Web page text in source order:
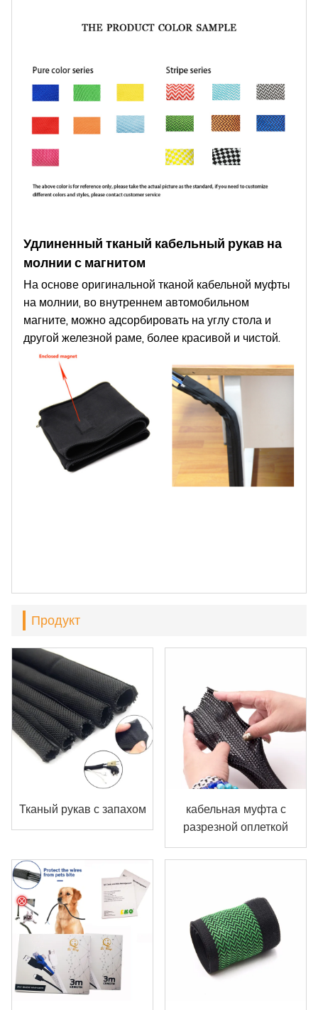
Удлиненный тканый кабельный рукав на
молнии с магнитом
На основе оригинальной тканой кабельной муфты
на молнии, во внутреннем автомобильном
магните, можно адсорбировать на углу стола и
другой железной раме, более красивой и чистой.
Продукт
Тканый рукав с запахом
кабельная муфта с
разрезной оплеткой